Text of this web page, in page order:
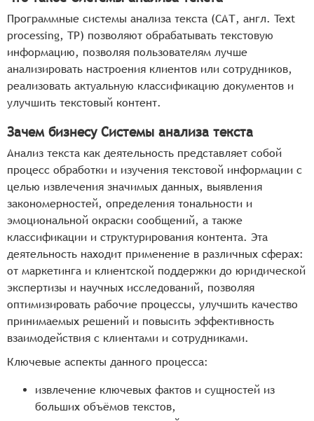
Программные системы анализа текста (САТ, англ. Text
processing, TP) позволяют обрабатывать текстовую
информацию, позволяя пользователям лучше
анализировать настроения клиентов или сотрудников,
реализовать актуальную классификацию документов и
улучшить текстовый контент.
Зачем бизнесу Системы анализа текста
Анализ текста как деятельность представляет собой
процесс обработки и изучения текстовой информации с
целью извлечения значимых данных, выявления
закономерностей, определения тональности и
эмоциональной окраски сообщений, а также
классификации и структурирования контента. Эта
деятельность находит применение в различных сферах:
от маркетинга и клиентской поддержки до юридической
экспертизы и научных исследований, позволяя
оптимизировать рабочие процессы, улучшить качество
принимаемых решений и повысить эффективность
взаимодействия с клиентами и сотрудниками.
Ключевые аспекты данного процесса:
извлечение ключевых фактов и сущностей из
больших объёмов текстов,